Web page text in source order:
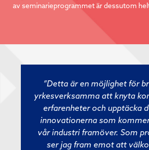
av seminarieprogrammet är dessutom
”Detta är en möjlighet för
yrkesverksamma att knyta
erfarenheter och upptäcka
innovationerna som
vår industri framöver. Som
ser jag fram emot att